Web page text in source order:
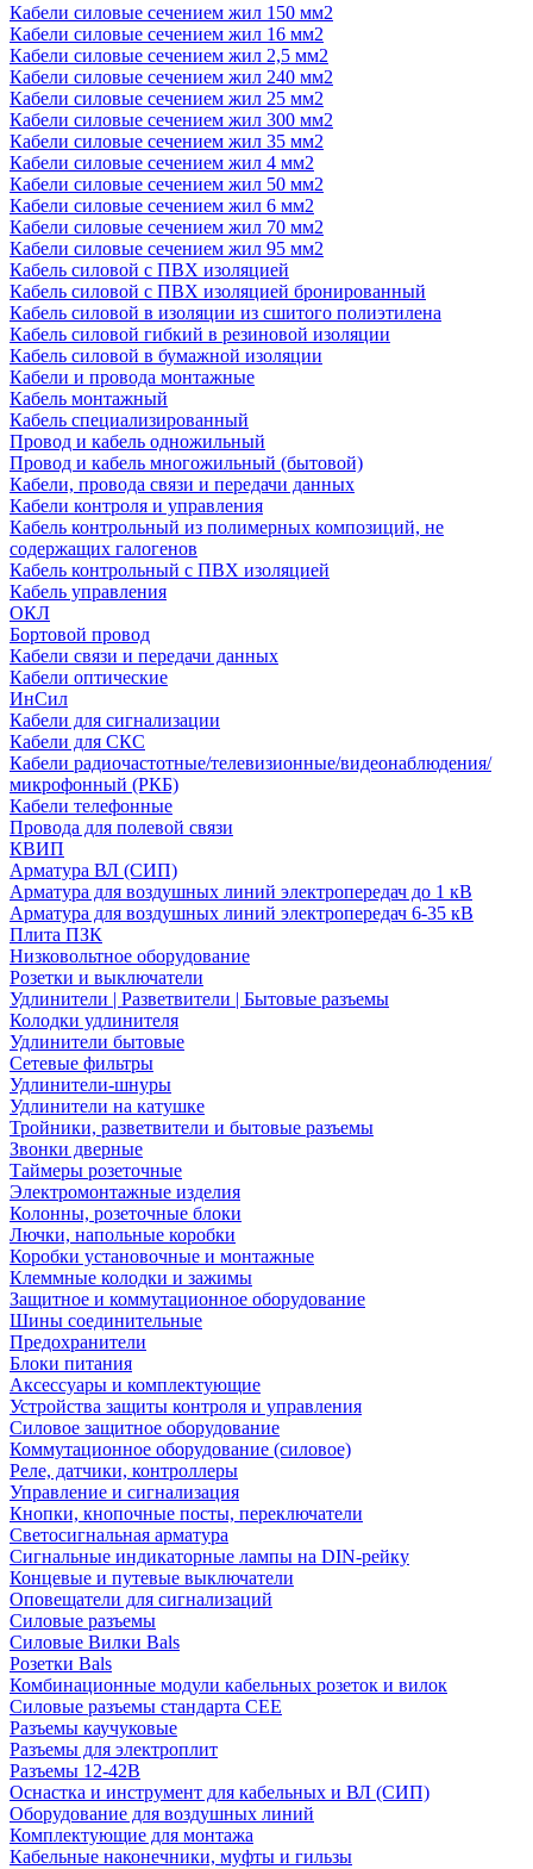
Кабели силовые сечением жил 150 мм2
Кабели силовые сечением жил 16 мм2
Кабели силовые сечением жил 2,5 мм2
Кабели силовые сечением жил 240 мм2
Кабели силовые сечением жил 25 мм2
Кабели силовые сечением жил 300 мм2
Кабели силовые сечением жил 35 мм2
Кабели силовые сечением жил 4 мм2
Кабели силовые сечением жил 50 мм2
Кабели силовые сечением жил 6 мм2
Кабели силовые сечением жил 70 мм2
Кабели силовые сечением жил 95 мм2
Кабель силовой с ПВХ изоляцией
Кабель силовой с ПВХ изоляцией бронированный
Кабель силовой в изоляции из сшитого полиэтилена
Кабель силовой гибкий в резиновой изоляции
Кабель силовой в бумажной изоляции
Кабели и провода монтажные
Кабель монтажный
Кабель специализированный
Провод и кабель одножильный
Провод и кабель многожильный (бытовой)
Кабели, провода связи и передачи данных
Кабели контроля и управления
Кабель контрольный из полимерных композиций, не
содержащих галогенов
Кабель контрольный с ПВХ изоляцией
Кабель управления
ОКЛ
Бортовой провод
Кабели связи и передачи данных
Кабели оптические
ИнСил
Кабели для сигнализации
Кабели для СКС
Кабели радиочастотные/телевизионные/видеонаблюдения/
микрофонный (РКБ)
Кабели телефонные
Провода для полевой связи
КВИП
Арматура ВЛ (СИП)
Арматура для воздушных линий электропередач до 1 кВ
Арматура для воздушных линий электропередач 6-35 кВ
Плита ПЗК
Низковольтное оборудование
Розетки и выключатели
Удлинители | Разветвители | Бытовые разъемы
Колодки удлинителя
Удлинители бытовые
Сетевые фильтры
Удлинители-шнуры
Удлинители на катушке
Тройники, разветвители и бытовые разъемы
Звонки дверные
Таймеры розеточные
Электромонтажные изделия
Колонны, розеточные блоки
Лючки, напольные коробки
Коробки установочные и монтажные
Клеммные колодки и зажимы
Защитное и коммутационное оборудование
Шины соединительные
Предохранители
Блоки питания
Аксессуары и комплектующие
Устройства защиты контроля и управления
Силовое защитное оборудование
Коммутационное оборудование (силовое)
Реле, датчики, контроллеры
Управление и сигнализация
Кнопки, кнопочные посты, переключатели
Светосигнальная арматура
Сигнальные индикаторные лампы на DIN-рейку
Концевые и путевые выключатели
Оповещатели для сигнализаций
Силовые разъемы
Силовые Вилки Bals
Розетки Bals
Комбинационные модули кабельных розеток и вилок
Силовые разъемы стандарта CEE
Разъемы каучуковые
Разъемы для электроплит
Разъемы 12-42В
Оснастка и инструмент для кабельных и ВЛ (СИП)
Оборудование для воздушных линий
Комплектующие для монтажа
Кабельные наконечники, муфты и гильзы